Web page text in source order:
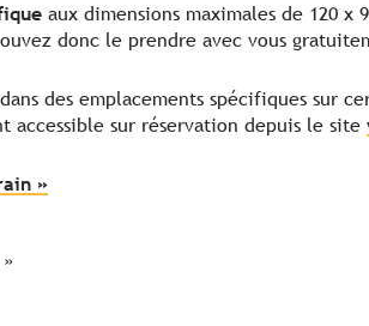
aux dimensions maximales de 120 x
donc le prendre avec vous
des emplacements spécifiques sur
accessible sur réservation depuis le site
»